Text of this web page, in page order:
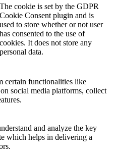
The cookie is set by the GDPR
Cookie Consent plugin and is
used to store whether or not user
has consented to the use of
cookies. It does not store any
personal data.
certain functionalities like
social media platforms, collect
and analyze the key
which helps in delivering a